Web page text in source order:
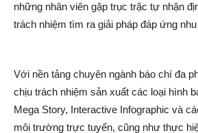
những nhân viên gặp trục trặc tự nhận
trách nhiệm tìm ra giải pháp đáp ứng
Với nền tảng chuyên ngành báo chí đa
chịu trách nhiệm sản xuất các loại hình
Mega Story, Interactive Infographic và
môi trường trực tuyến, cũng như thực